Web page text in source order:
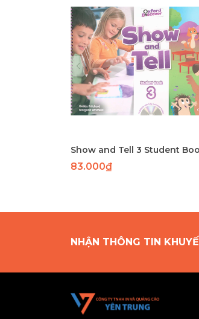
Show and Tell 3 Student
83.000₫
NHẬN THÔNG TIN